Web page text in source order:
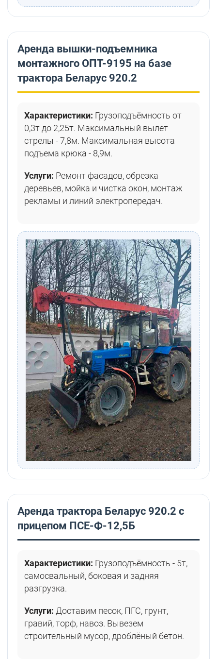
Аренда вышки-подъемника
монтажного ОПТ-9195 на базе
трактора Беларус 920.2
Характеристики: Грузоподъёмность от
0,3т до 2,25т. Максимальный вылет
стрелы - 7,8м. Максимальная высота
подъема крюка - 8,9м.
Услуги: Ремонт фасадов, обрезка
деревьев, мойка и чистка окон, монтаж
рекламы и линий электропередач.
Аренда трактора Беларус 920.2 с
прицепом ПСЕ-Ф-12,5Б
Характеристики: Грузоподъёмность - 5т,
самосвальный, боковая и задняя
разгрузка.
Услуги: Доставим песок, ПГС, грунт,
гравий, торф, навоз. Вывезем
строительный мусор, дроблёный бетон.